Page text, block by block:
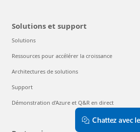
Solutions et support
Solutions
Ressources pour accélérer la croissance
Architectures de solutions
Support
Démonstration d’Azure et Q&R en direct
Chattez avec